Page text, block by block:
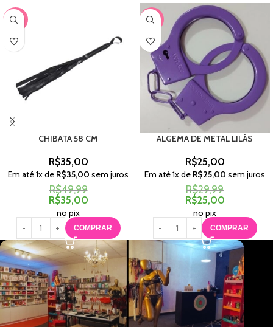
-30%
CHIBATA 58 CM
R$35,00
Em até1x de R$35,00 sem juros
R$49,99
R$35,00
no pix
COMPRAR
-17%
ALGEMA DE METAL LILÁS
R$25,00
Em até1x de R$25,00 sem juros
R$29,99
R$25,00
no pix
COMPRAR